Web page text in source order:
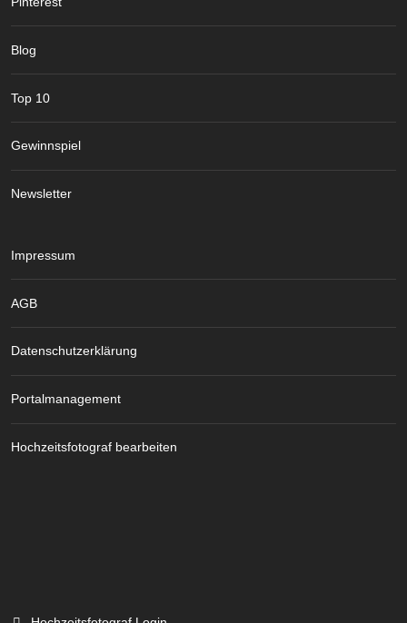
Blog
Top 10
Gewinnspiel
Newsletter
Impressum
AGB
Datenschutzerklärung
Portalmanagement
Hochzeitsfotograf bearbeiten